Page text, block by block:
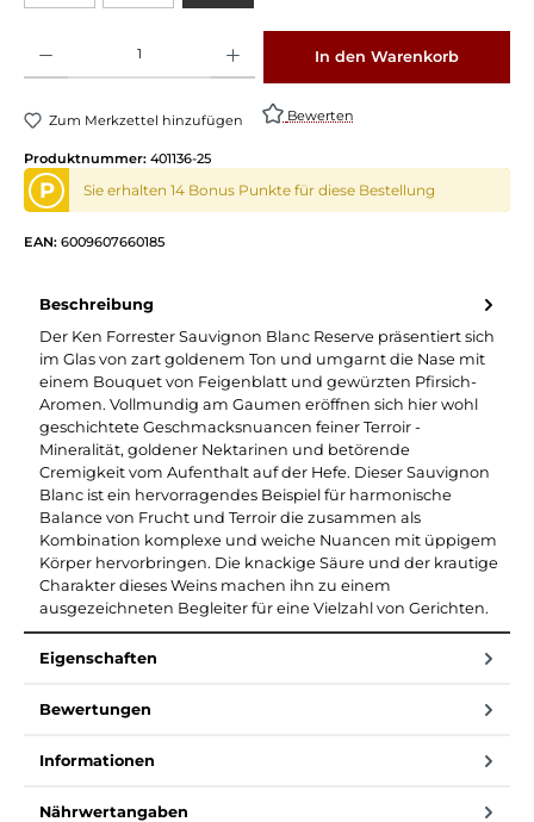
In den Warenkorb
Zum Merkzettel hinzufügen Bewerten
Produktnummer: 401136-25
P Sie erhalten 14 Bonus Punkte für diese Bestellung
EAN: 6009607660185
Beschreibung
Der Ken Forrester Sauvignon Blanc Reserve präsentiert sich
im Glas von zart goldenem Ton und umgarnt die Nase mit
einem Bouquet von Feigenblatt und gewürzten Pfirsich-
Aromen. Vollmundig am Gaumen eröffnen sich hier wohl
geschichtete Geschmacksnuancen feiner Terroir -
Mineralität, goldener Nektarinen und betörende
Cremigkeit vom Aufenthalt auf der Hefe. Dieser Sauvignon
Blanc ist ein hervorragendes Beispiel für harmonische
Balance von Frucht und Terroir die zusammen als
Kombination komplexe und weiche Nuancen mit üppigem
Körper hervorbringen. Die knackige Säure und der krautige
Charakter dieses Weins machen ihn zu einem
ausgezeichneten Begleiter für eine Vielzahl von Gerichten.
Eigenschaften
Bewertungen
Informationen
Nährwertangaben